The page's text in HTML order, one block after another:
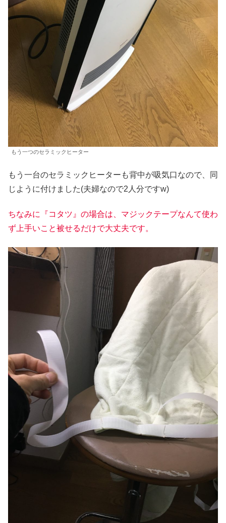
もう一つのセラミックヒーター
もう一台のセラミックヒーターも背中が吸気口なので、同
じように付けました(夫婦なので2人分ですw)
ちなみに『コタツ』の場合は、マジックテープなんて使わ
ず上手いこと被せるだけで大丈夫です。